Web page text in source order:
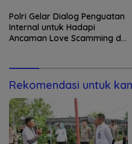
Polri Gelar Dialog Penguatan
Internal untuk Hadapi
Ancaman Love Scamming di
Rekomendasi untuk